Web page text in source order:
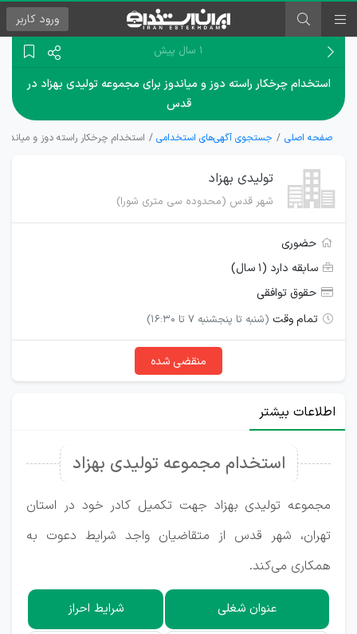
ورود کاربر
۱ سال پیش
استخدام چرخکار راسته دوز و میاندوز برای مجموعه تولیدی بهزاد در
قدس
صفحه اصلی جستجوی آگهی‌های استخدامی استخدام چرخکار راسته دوز و
تولیدی بهزاد
شهر قدس (محدوده سی متری شورا)
حضوری
سابقه دارد (۱ سال)
حقوق توافقی
تمام وقت (شنبه تا پنجشنبه 7 تا 16:30)
منقضی شده
اطلاعات بیشتر
استخدام مجموعه تولیدی بهزاد
مجموعه تولیدی بهزاد جهت تکمیل کادر خود در استان
تهران، شهر قدس از متقاضیان واجد شرایط دعوت به
همکاری می‌کند.
عنوان شغلی شرایط احراز